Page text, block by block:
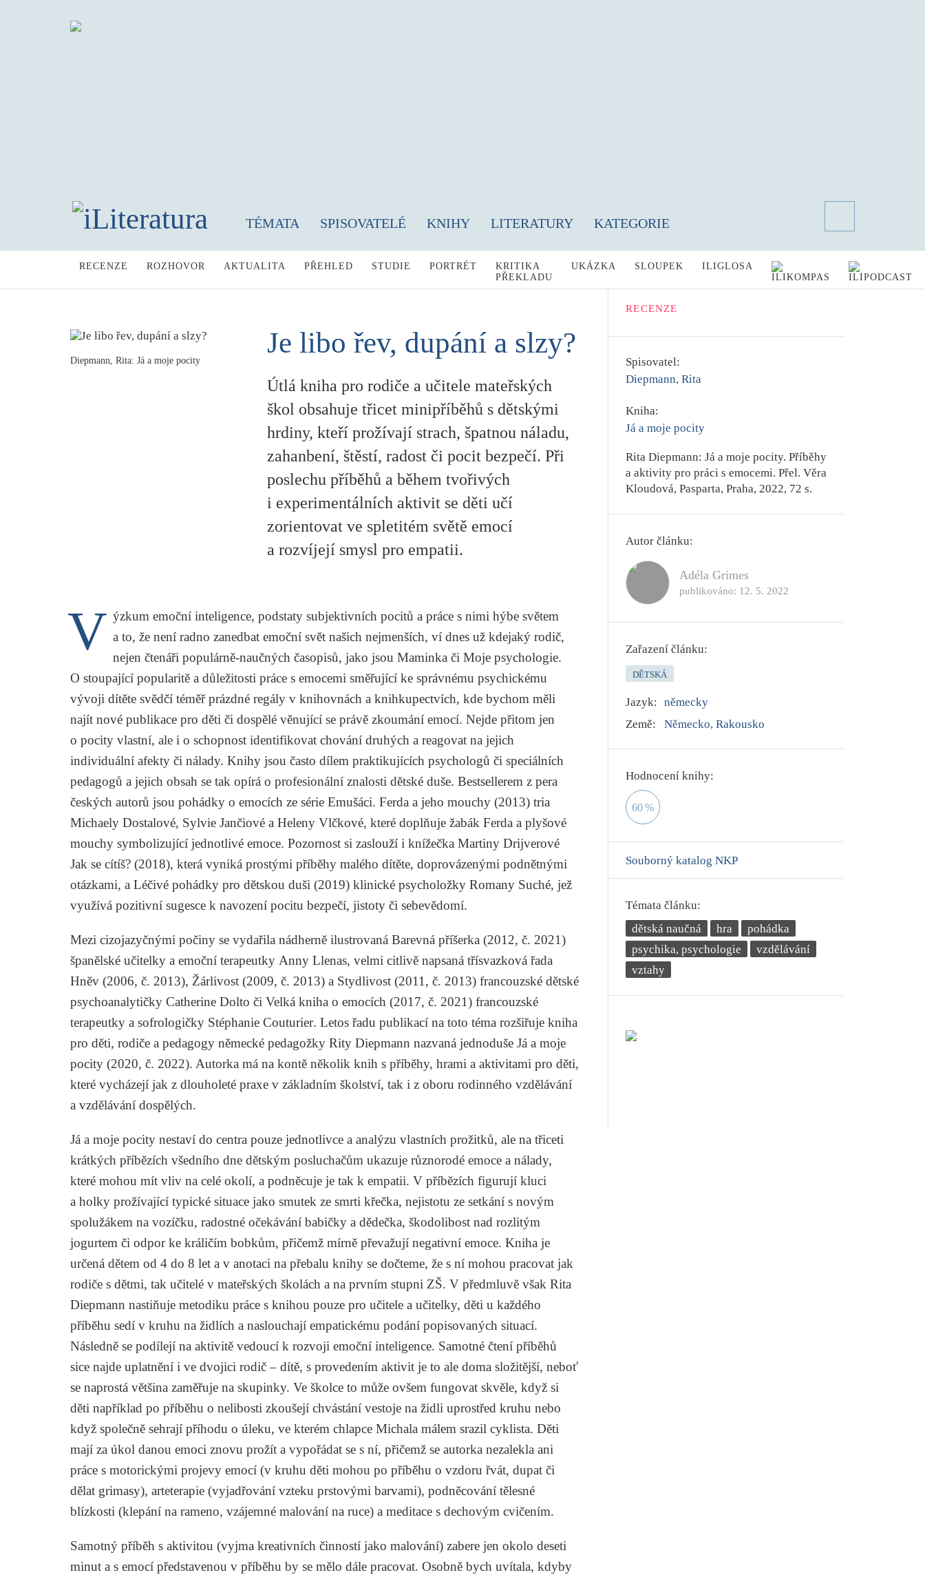
TÉMATA SPISOVATELÉ KNIHY LITERATURY KATEGORIE
RECENZE ROZHOVOR AKTUALITA PŘEHLED STUDIE PORTRÉT
KRITIKA
PŘEKLADU
UKÁZKA SLOUPEK ILIGLOSA
Diepmann, Rita: Já a moje pocity
Je libo řev, dupání a slzy?
Útlá kniha pro rodiče a učitele mateřských
škol obsahuje třicet minipříběhů s dětskými
hrdiny, kteří prožívají strach, špatnou náladu,
zahanbení, štěstí, radost či pocit bezpečí. Při
poslechu příběhů a během tvořivých
i experimentálních aktivit se děti učí
zorientovat ve spletitém světě emocí
a rozvíjejí smysl pro empatii.
V ýzkum emoční inteligence, podstaty subjektivních pocitů a práce s nimi hýbe světem
a to, že není radno zanedbat emoční svět našich nejmenších, ví dnes už kdejaký rodič,
nejen čtenáři populárně-naučných časopisů, jako jsou Maminka či Moje psychologie.
O stoupající popularitě a důležitosti práce s emocemi směřující ke správnému psychickému
vývoji dítěte svědčí téměř prázdné regály v knihovnách a knihkupectvích, kde bychom měli
najít nové publikace pro děti či dospělé věnující se právě zkoumání emocí. Nejde přitom jen
o pocity vlastní, ale i o schopnost identifikovat chování druhých a reagovat na jejich
individuální afekty či nálady. Knihy jsou často dílem praktikujících psychologů či speciálních
pedagogů a jejich obsah se tak opírá o profesionální znalosti dětské duše. Bestsellerem z pera
českých autorů jsou pohádky o emocích ze série Emušáci. Ferda a jeho mouchy (2013) tria
Michaely Dostalové, Sylvie Jančiové a Heleny Vlčkové, které doplňuje žabák Ferda a plyšové
mouchy symbolizující jednotlivé emoce. Pozornost si zaslouží i knížečka Martiny Drijverové
Jak se cítíš? (2018), která vyniká prostými příběhy malého dítěte, doprovázenými podnětnými
otázkami, a Léčivé pohádky pro dětskou duši (2019) klinické psycholožky Romany Suché, jež
využívá pozitivní sugesce k navození pocitu bezpečí, jistoty či sebevědomí.
Mezi cizojazyčnými počiny se vydařila nádherně ilustrovaná Barevná příšerka (2012, č. 2021)
španělské učitelky a emoční terapeutky Anny Llenas, velmi citlivě napsaná třísvazková řada
Hněv (2006, č. 2013), Žárlivost (2009, č. 2013) a Stydlivost (2011, č. 2013) francouzské dětské
psychoanalytičky Catherine Dolto či Velká kniha o emocích (2017, č. 2021) francouzské
terapeutky a sofrologičky Stéphanie Couturier. Letos řadu publikací na toto téma rozšiřuje kniha
pro děti, rodiče a pedagogy německé pedagožky Rity Diepmann nazvaná jednoduše Já a moje
pocity (2020, č. 2022). Autorka má na kontě několik knih s příběhy, hrami a aktivitami pro děti,
které vycházejí jak z dlouholeté praxe v základním školství, tak i z oboru rodinného vzdělávání
a vzdělávání dospělých.
Já a moje pocity nestaví do centra pouze jednotlivce a analýzu vlastních prožitků, ale na třiceti
krátkých příbězích všedního dne dětským posluchačům ukazuje různorodé emoce a nálady,
které mohou mít vliv na celé okolí, a podněcuje je tak k empatii. V příbězích figurují kluci
a holky prožívající typické situace jako smutek ze smrti křečka, nejistotu ze setkání s novým
spolužákem na vozíčku, radostné očekávání babičky a dědečka, škodolibost nad rozlitým
jogurtem či odpor ke králičím bobkům, přičemž mírně převažují negativní emoce. Kniha je
určená dětem od 4 do 8 let a v anotaci na přebalu knihy se dočteme, že s ní mohou pracovat jak
rodiče s dětmi, tak učitelé v mateřských školách a na prvním stupni ZŠ. V předmluvě však Rita
Diepmann nastiňuje metodiku práce s knihou pouze pro učitele a učitelky, děti u každého
příběhu sedí v kruhu na židlích a naslouchají empatickému podání popisovaných situací.
Následně se podílejí na aktivitě vedoucí k rozvoji emoční inteligence. Samotné čtení příběhů
sice najde uplatnění i ve dvojici rodič – dítě, s provedením aktivit je to ale doma složitější, neboť
se naprostá většina zaměřuje na skupinky. Ve školce to může ovšem fungovat skvěle, když si
děti například po příběhu o nelibosti zkoušejí chvástání vestoje na židli uprostřed kruhu nebo
když společně sehrají příhodu o úleku, ve kterém chlapce Michala málem srazil cyklista. Děti
mají za úkol danou emoci znovu prožít a vypořádat se s ní, přičemž se autorka nezalekla ani
práce s motorickými projevy emocí (v kruhu děti mohou po příběhu o vzdoru řvát, dupat či
dělat grimasy), arteterapie (vyjadřování vzteku prstovými barvami), podněcování tělesné
blízkosti (klepání na rameno, vzájemné malování na ruce) a meditace s dechovým cvičením.
Samotný příběh s aktivitou (vyjma kreativních činností jako malování) zabere jen okolo deseti
minut a s emocí představenou v příběhu by se mělo dále pracovat. Osobně bych uvítala, kdyby
RECENZE
Spisovatel:
Diepmann, Rita
Kniha:
Já a moje pocity
Rita Diepmann:Já a moje pocity. Příběhy
a aktivity pro práci s emocemi. Přel. Věra
Kloudová, Pasparta, Praha, 2022, 72 s.
Autor článku:
Adéla Grimes
publikováno: 12. 5. 2022
Zařazení článku:
DĚTSKÁ
Jazyk: německy
Země:
Německo, Rakousko
Hodnocení knihy:
60 %
Souborný katalog NKP
Témata článku:
dětská naučná
hra
pohádka
psychika, psychologie
vzdělávání
vztahy